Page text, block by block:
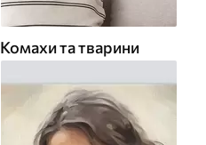
Комахи та тварини